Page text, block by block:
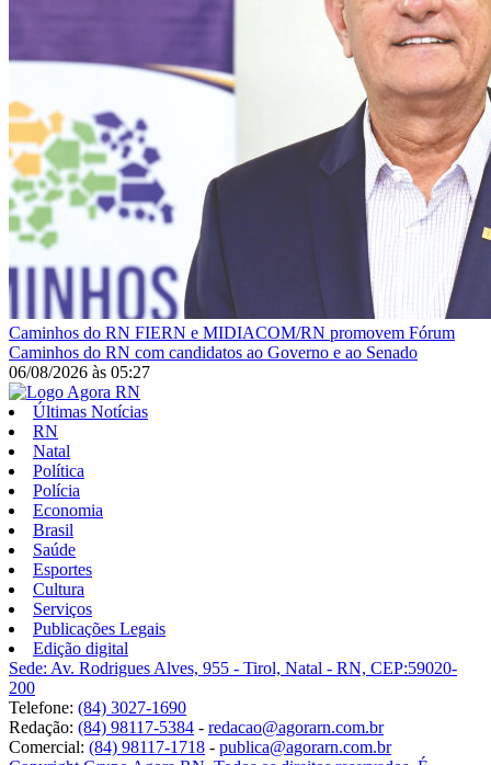
Caminhos do RN FIERN e MIDIACOM/RN promovem Fórum
Caminhos do RN com candidatos ao Governo e ao Senado
06/08/2026 às 05:27
Últimas Notícias
RN
Natal
Política
Polícia
Economia
Brasil
Saúde
Esportes
Cultura
Serviços
Publicações Legais
Edição digital
Sede: Av. Rodrigues Alves, 955 - Tirol, Natal - RN, CEP:59020-
200
Telefone: (84) 3027-1690
Redação: (84) 98117-5384 - redacao@agorarn.com.br
Comercial: (84) 98117-1718 - publica@agorarn.com.br